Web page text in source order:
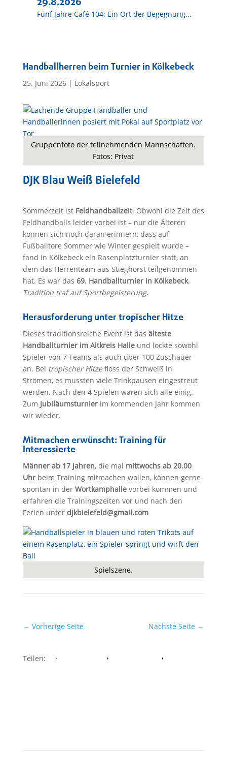
Fünf Jahre Café 104: Ein Ort der Begegnung...
Handballherren beim Turnier in Kölkebeck
25. Juni 2026| Lokalsport
Gruppenfoto der teilnehmenden Mannschaften.
Fotos: Privat
DJK Blau Weiß Bielefeld
Sommerzeit ist Feldhandballzeit. Obwohl die Zeit des
Feldhandballs leider vorbei ist – nur die Älteren
können sich noch daran erinnern, dass auf
Fußballtore Sommer wie Winter gespielt wurde –
fand in Kölkebeck ein Rasenplatzturnier statt, an
dem das Herrenteam aus Stieghorst teilgenommen
hat. Es war das 69. Handballturnier in Kölkebeck.
Tradition traf auf Sportbegeisterung.
Herausforderung unter tropischer Hitze
Dieses traditionsreiche Event ist das älteste
Handballturnier im Altkreis Halleund lockte sowohl
Spieler von 7 Teams als auch über 100 Zuschauer
an. Bei tropischer Hitzefloss der Schweiß in
Strömen, es mussten viele Trinkpausen eingestreut
werden. Nach den 4 Spielen waren sich alle einig.
Zum Jubiläumsturnierim kommenden Jahr kommen
wir wieder.
Mitmachen erwünscht: Training für
Interessierte
Männer ab 17 Jahren, die mal mittwochs ab 20.00
Uhrbeim Training mitmachen wollen, können gerne
spontan in der Wortkamphallevorbei kommen und
erfahren die Trainingszeiten vor und nach den
Ferien unter djkbielefeld@gmail.com
Spielszene.
← Vorherige Seite Nächste Seite →
Teilen: Facebook Whatsapp Twitter